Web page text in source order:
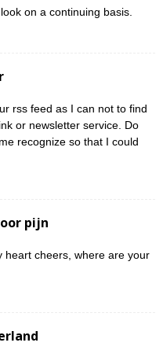
on a continuing basis.
rss feed as I can not to find
or newsletter service. Do
recognize so that I could
pijn
heart cheers, where are your